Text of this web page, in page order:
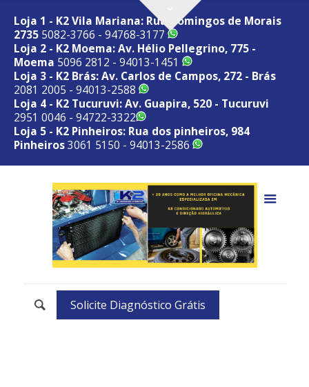
Loja 1 - K2 Vila Mariana: Rua Domingos de Morais
2735 5082-3766 - 94768-3177
Loja 2 - K2 Moema: Av. Hélio Pellegrino, 775 -
Moema 5096 2812 - 94013-1451
Loja 3 - K2 Brás: Av. Carlos de Campos, 272 - Brás
2081 2005 - 94013-2588
Loja 4 - K2 Tucuruvi: Av. Guapira, 520 - Tucuruvi
2951 0046 - 94722-3322
Loja 5 - K2 Pinheiros: Rua dos pinheiros, 984
Pinheiros3061 5150 - 94013-2586
Solicite Diagnóstico Grátis